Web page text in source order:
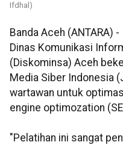
Ifdhal)
Banda Aceh (ANTARA) -
Dinas Komunikasi
(Diskominsa) Aceh
Media Siber Indonesia
wartawan untuk
engine optimozation
"Pelatihan ini sangat